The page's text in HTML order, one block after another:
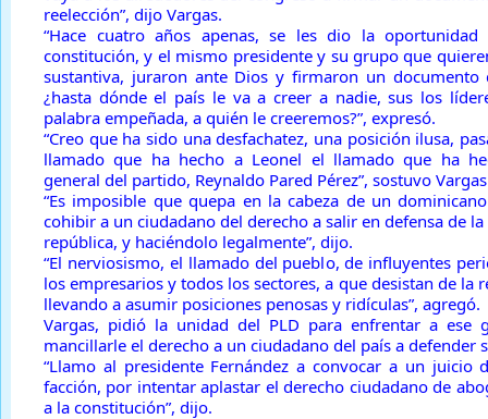
reelección”, dijo Vargas.
“Hace cuatro años apenas, se les dio la
constitución, y el mismo presidente y su grupo que
sustantiva, juraron ante Dios y firmaron un documento
¿hasta dónde el país le va a creer a nadie, sus los
palabra empeñada, a quién le creeremos?”, expresó.
“Creo que ha sido una desfachatez, una posición ilusa,
llamado que ha hecho a Leonel el llamado que ha
general del partido, Reynaldo Pared Pérez”, sostuvo
“Es imposible que quepa en la cabeza de un
cohibir a un ciudadano del derecho a salir en defensa de
república, y haciéndolo legalmente”, dijo.
“El nerviosismo, el llamado del pueblo, de influyentes
los empresarios y todos los sectores, a que desistan de la
llevando a asumir posiciones penosas y ridículas”, agregó.
Vargas, pidió la unidad del PLD para enfrentar a ese
mancillarle el derecho a un ciudadano del país a defender
“Llamo al presidente Fernández a convocar a un juicio
facción, por intentar aplastar el derecho ciudadano de
a la constitución”, dijo.